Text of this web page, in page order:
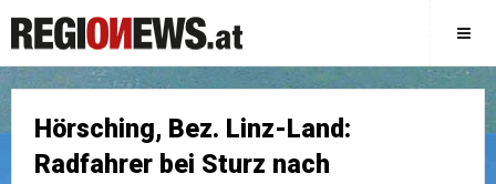
Hörsching, Bez. Linz-Land:
Radfahrer bei Sturz nach